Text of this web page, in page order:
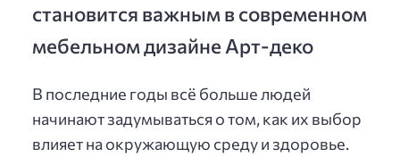
становится важным в современном
мебельном дизайне Арт-деко
В последние годы всё больше людей
начинают задумываться о том, как их выбор
влияет на окружающую среду и здоровье.